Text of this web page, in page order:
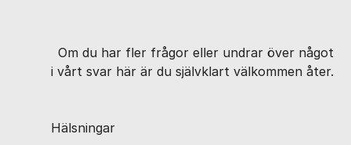
Om du har fler frågor eller undrar över något
i vårt svar här är du självklart välkommen åter.
Hälsningar